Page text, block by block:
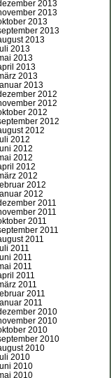
2013
2013
2013
2013
2013
2013
2013
2013
2013
2013
2012
2012
2012
2012
2012
2012
2012
2012
2012
2012
2012
2012
2011
2011
2011
2011
2011
2011
2011
2011
2011
2011
2011
2011
2010
2010
2010
2010
2010
2010
2010
2010